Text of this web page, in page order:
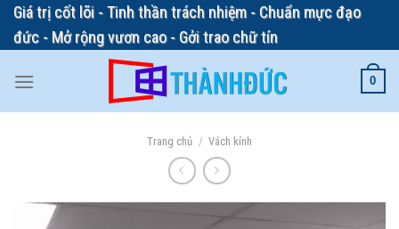
Skip
content
Giá trị cốt lõi - Tinh thần trách nhiệm - Chuẩn mực đạo
đức - Mở rộng vươn cao - Gởi trao chữ tín
0
Trang chủ / Vách kính